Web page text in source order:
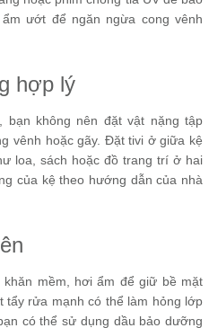
ướt để ngăn ngừa cong vênh
hợp lý
bạn không nên đặt vật nặng tập
vênh hoặc gãy. Đặt tivi ở giữa kệ
loa, sách hoặc đồ trang trí ở hai
của kệ theo hướng dẫn của nhà
mềm, hơi ẩm để giữ bề mặt
tẩy rửa mạnh có thể làm hỏng lớp
có thể sử dụng dầu bảo dưỡng